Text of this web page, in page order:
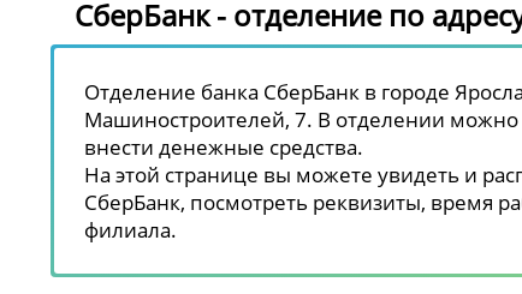
СберБанк - отделение по
Отделение банка СберБанк в городе
Машиностроителей, 7. В отделении можно
внести денежные средства.
На этой странице вы можете увидеть и
СберБанк, посмотреть реквизиты, время
филиала.